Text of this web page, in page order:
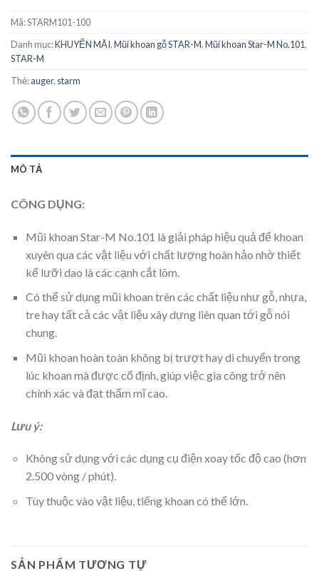
Mã:STARM101-100
Danh mục:KHUYẾN MÃI,Mũi khoan gỗ STAR-M,Mũi khoan Star-M No.101,
STAR-M
Thẻ:auger, starm
MÔ TẢ
CÔNG DỤNG:
Mũi khoan Star-M No.101 là giải pháp hiệu quả để khoan
xuyên qua các vật liệu với chất lượng hoàn hảo nhờ thiết
kế lưỡi dao là các cạnh cắt lõm.
Có thể sử dụng mũi khoan trên các chất liệu như gỗ, nhựa,
tre hay tất cả các vật liệu xây dựng liên quan tới gỗ nói
chung.
Mũi khoan hoàn toàn không bị trượt hay di chuyển trong
lúc khoan mà được cố định, giúp việc gia công trở nên
chính xác và đạt thẩm mĩ cao.
Lưu ý:
Không sử dụng với các dụng cụ điện xoay tốc độ cao (hơn
2.500 vòng / phút).
Tùy thuộc vào vật liệu, tiếng khoan có thể lớn.
SẢN PHẨM TƯƠNG TỰ